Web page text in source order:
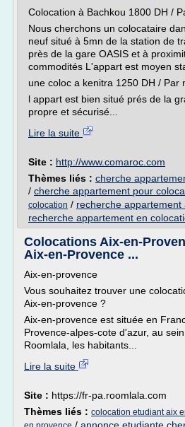
Colocation à Bachkou 1800 DH /
Nous cherchons un colocataire
neuf situé à 5mn de la station de
près de la gare OASIS et à
commodités L'appart est moyen
une coloc a kenitra 1250 DH / Par
l appart est bien situé prés de la
propre et sécurisé...
Lire la suite
Site : http://www.comaroc.com
Thèmes liés : cherche
/ cherche appartement pour
colocation / recherche
recherche appartement en
Colocations Aix-en-
Aix-en-Provence ...
Aix-en-provence
Vous souhaitez trouver une
Aix-en-provence ?
Aix-en-provence est située en
Provence-alpes-cote d'azur, au
Roomlala, les habitants...
Lire la suite
Site : https://fr-pa.roomlala.com
Thèmes liés : colocation etudiant aix